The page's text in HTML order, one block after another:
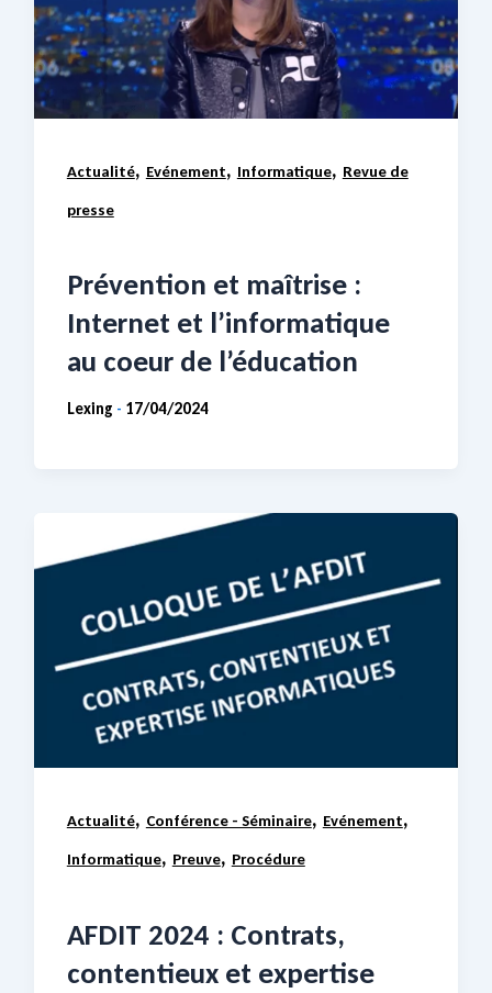
Actualité, Evénement, Informatique, Revue de
presse
Prévention et maîtrise :
Internet et l’informatique
au coeur de l’éducation
Lexing - 17/04/2024
Actualité, Conférence - Séminaire, Evénement,
Informatique, Preuve, Procédure
AFDIT 2024 : Contrats,
contentieux et expertise